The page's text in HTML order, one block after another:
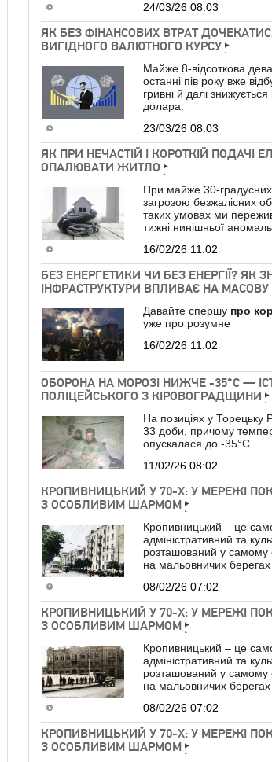
24/03/26 08:03
ЯК БЕЗ ФІНАНСОВИХ ВТРАТ
ВИГІДНОГО ВАЛЮТНОГО КУРСУ
Майже 8-відсоткова
останні пів року вже
гривні й далі знижується
долара.
23/03/26 08:03
ЯК ПРИ НЕЧАСТІЙ І КОРОТКІЙ ПОДАЧІ
ОПАЛЮВАТИ ЖИТЛО
При майже 30-градусних
загрозою безжалісних
таких умовах ми
тижні нинішньої
16/02/26 11:02
БЕЗ ЕНЕРГЕТИКИ ЧИ БЕЗ ЕНЕРГІЇ? ЯК
ІНФРАСТРУКТУРИ ВПЛИВАЄ НА МАСОВУ
Давайте спершу про
уже про розумне
16/02/26 11:02
ОБОРОНА НА МОРОЗІ НИЖЧЕ -35°C —
ПОЛІЦЕЙСЬКОГО З КІРОВОГРАДЩИНИ
На позиціях у Торецьку
33 доби, причому
опускалася до -35°C.
11/02/26 08:02
КРОПИВНИЦЬКИЙ У 70-Х: У МЕРЕЖІ
З ОСОБЛИВИМ ШАРМОМ
Кропивницький – це
адміністративний та
розташований у самому
на мальовничих берегах
08/02/26 07:02
КРОПИВНИЦЬКИЙ У 70-Х: У МЕРЕЖІ
З ОСОБЛИВИМ ШАРМОМ
Кропивницький – це
адміністративний та
розташований у самому
на мальовничих берегах
08/02/26 07:02
КРОПИВНИЦЬКИЙ У 70-Х: У МЕРЕЖІ
З ОСОБЛИВИМ ШАРМОМ